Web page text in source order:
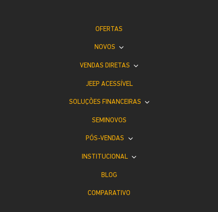
OFERTAS
NOVOS
VENDAS DIRETAS
JEEP ACESSÍVEL
SOLUÇÕES FINANCEIRAS
SEMINOVOS
PÓS-VENDAS
INSTITUCIONAL
BLOG
COMPARATIVO